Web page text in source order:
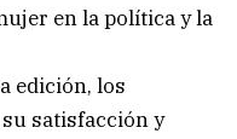
en la política y la
edición, los
satisfacción y